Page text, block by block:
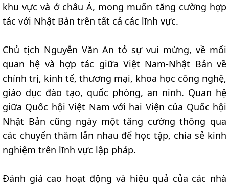
khu vực và ở châu Á, mong muốn tăng cường hợp
tác với Nhật Bản trên tất cả các lĩnh vực.
Chủ tịch Nguyễn Văn An tỏ sự vui mừng, về mối
quan hệ và hợp tác giữa Việt Nam-Nhật Bản về
chính trị, kinh tế, thương mại, khoa học công nghệ,
giáo dục đào tạo, quốc phòng, an ninh. Quan hệ
giữa Quốc hội Việt Nam với hai Viện của Quốc hội
Nhật Bản cũng ngày một tăng cường thông qua
các chuyến thăm lẫn nhau để học tập, chia sẻ kinh
nghiệm trên lĩnh vực lập pháp.
Đánh giá cao hoạt động và hiệu quả của các nhà